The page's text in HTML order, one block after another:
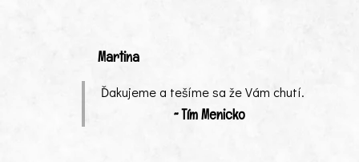
Martina
Ďakujeme a tešíme sa že Vám chutí.
~ Tím Menicko